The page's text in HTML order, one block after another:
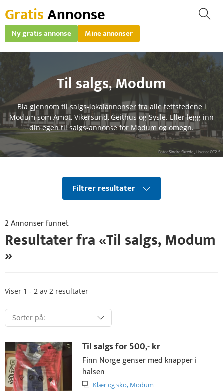
GratisAnnonse
Ny gratis annonse Mine annonser
Til salgs,Modum
Bla gjennom til salgs-lokalannonser fra alle tettstedene i
Modum som Åmot, Vikersund, Geithus og Sysle. Eller legg inn
din egen til salgs-annonse for Modum og omegn.
Foto: Sindre Skrede , Lisens: CC2.5
Filtrer resultater
2 Annonser funnet
Resultater fra «Til salgs,Modum
»
Viser 1 - 2 av 2 resultater
Til salgs for500,- kr
Finn Norge genser med knapper i
halsen
Klær og sko, Modum